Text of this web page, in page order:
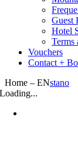
Guest
Hotel
Terms
Vouchers
Contact +
Home – ENstano
Loading...